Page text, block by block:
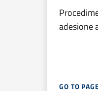
adesione
GO TO